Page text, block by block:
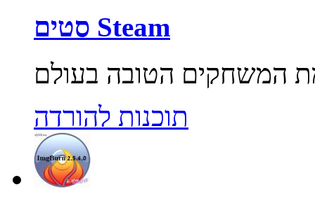
סטים Steam
תוכנות להורדה